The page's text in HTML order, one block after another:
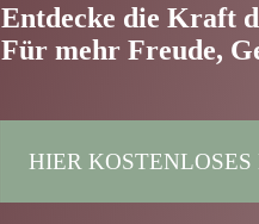
Entdecke die Kraft
Für mehr Freude,
HIER